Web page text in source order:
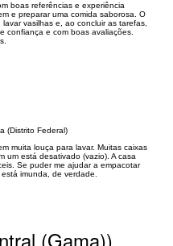
boas referências e experiência
e preparar uma comida saborosa. O
vasilhas e, ao concluir as tarefas,
confiança e com boas avaliações.
(Distrito Federal)
muita louça para lavar. Muitas caixas
um está desativado (vazio). A casa
Se puder me ajudar a empacotar
imunda, de verdade.
(Gama))